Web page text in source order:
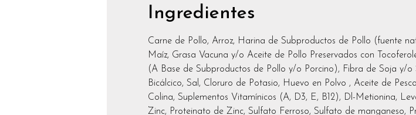
Ingredientes
Carne de Pollo, Arroz, Harina de Subproductos de Pollo (fuente
Maíz, Grasa Vacuna y/o Aceite de Pollo Preservados con
(A Base de Subproductos de Pollo y/o Porcino), Fibra de Soja y/
Bicálcico, Sal, Cloruro de Potasio, Huevo en Polvo , Aceite de
Colina, Suplementos Vitamínicos (A, D3, E, B12), Dl-Metionina,
Zinc, Proteinato de Zinc, Sulfato Ferroso, Sulfato de manganeso,